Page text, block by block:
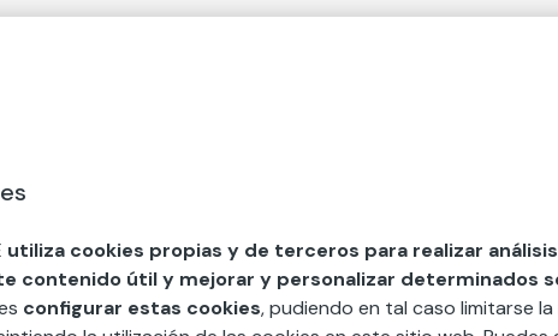
Premios y ayudas
FSE+
Nuestros
Sistema
utiliza cookies propias y de terceros para realizar
contenido útil y mejorar y personalizar determinados
configurar estas cookies, pudiendo en tal caso limitarse